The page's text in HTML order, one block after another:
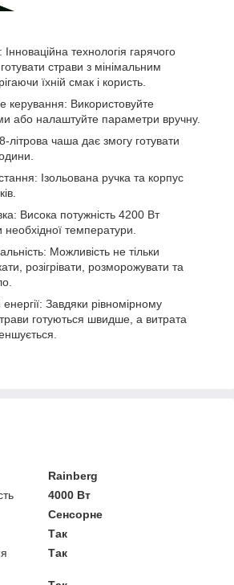
Інноваційна технологія гарячого
страви з мінімальним
їхній смак і користь.
керування: Використовуйте
або налаштуйте параметри вручну.
літрова чаша дає змогу готувати
Ізольована ручка та корпус
Висока потужність 4200 Вт
температури.
Можливість не тільки
розігрівати, розморожувати та
Завдяки рівномірному
готуються швидше, а витрата
Rainberg
4000 Вт
Сенсорне
Так
Так